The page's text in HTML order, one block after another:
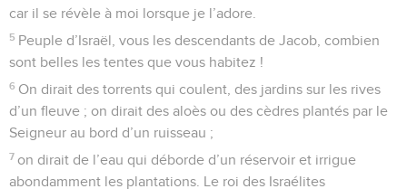
car il se révèle à moi lorsque je l’adore.
5 Peuple d’Israël, vous les descendants de Jacob, combien
sont belles les tentes que vous habitez !
6 On dirait des torrents qui coulent, des jardins sur les rives
d’un fleuve ; on dirait des aloès ou des cèdres plantés par le
Seigneur au bord d’un ruisseau ;
7 on dirait de l’eau qui déborde d’un réservoir et irrigue
abondamment les plantations. Le roi des Israélites